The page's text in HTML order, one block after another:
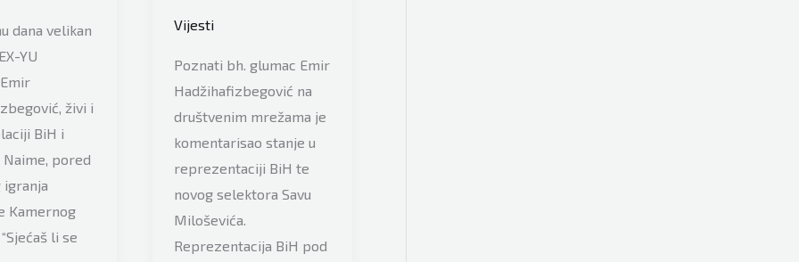
dana velikan
YU
živi i
BiH i
Naime, pored
igranja
Kamernog
li se
Vijesti
Poznati bh. glumac Emir
Hadžihafizbegović na
društvenim mrežama je
komentarisao stanje u
reprezentaciji BiH te
novog selektora Savu
Miloševića.
Reprezentacija BiH pod